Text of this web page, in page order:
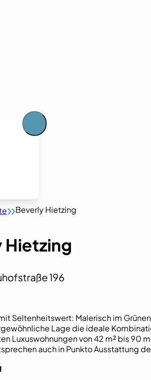
Beverly Hietzing
Hietzing
196
Seltenheitswert: Malerisch im
Lage die ideale
Luxuswohnungen von 42 m² bis 90
auch in Punkto Ausstattung